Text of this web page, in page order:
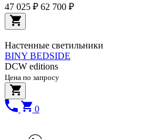
47 025 ₽ 62 700 ₽
Настенные светильники
BINY BEDSIDE
DCW editions
Цена по запросу
0